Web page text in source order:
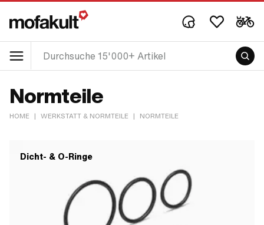
Normteile
HOME | WERKSTATT & NORMTEILE | NORMTEILE
Dicht- & O-Ringe